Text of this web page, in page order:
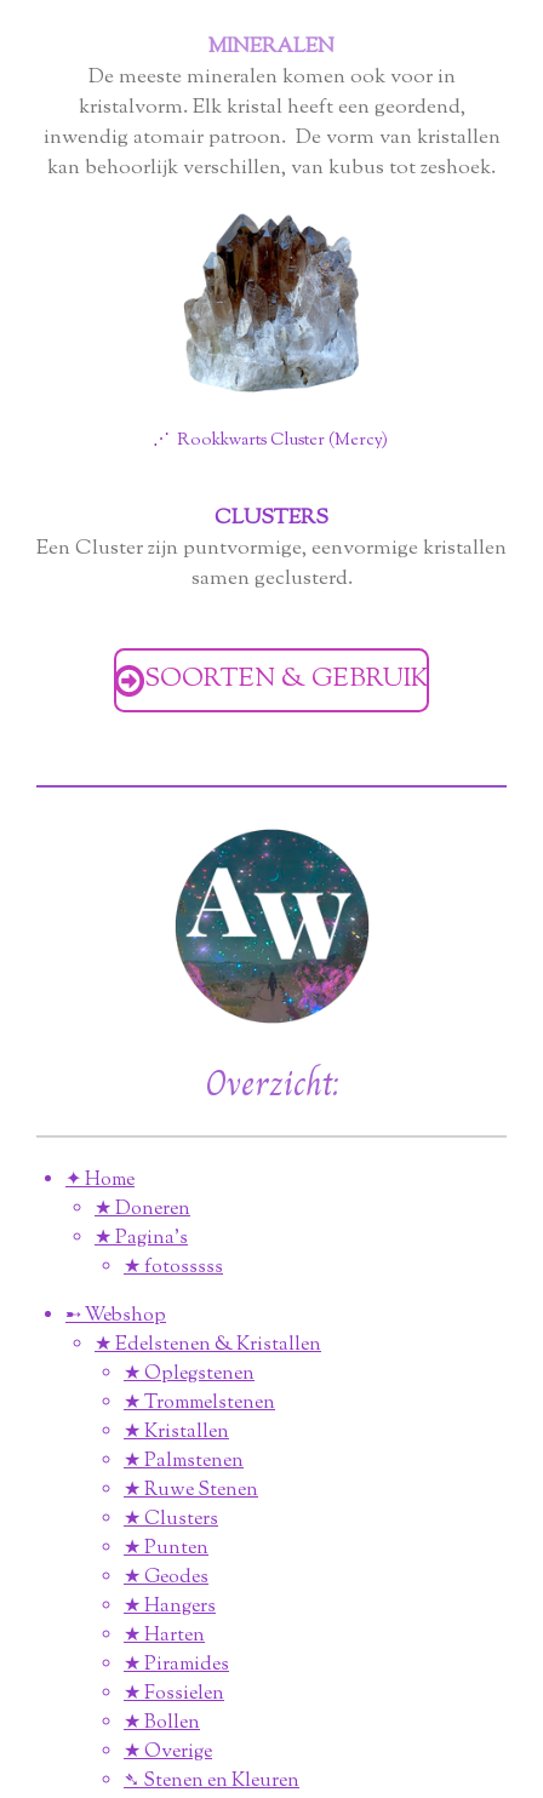
MINERALEN
De meeste mineralen komen ook voor in
kristalvorm. Elk kristal heeft een geordend,
inwendig atomair patroon. De vorm van kristallen
kan behoorlijk verschillen, van kubus tot zeshoek.
⋰ Rookkwarts Cluster (Mercy)
CLUSTERS
Een Cluster zijn puntvormige, eenvormige kristallen
samen geclusterd.
SOORTEN & GEBRUIK
Overzicht:
✦ Home
★ Doneren
★ Pagina’s
★ fotosssss
➸ Webshop
★ Edelstenen & Kristallen
★ Oplegstenen
★ Trommelstenen
★ Kristallen
★ Palmstenen
★ Ruwe Stenen
★ Clusters
★ Punten
★ Geodes
★ Hangers
★ Harten
★ Piramides
★ Fossielen
★ Bollen
★ Overige
➴ Stenen en Kleuren